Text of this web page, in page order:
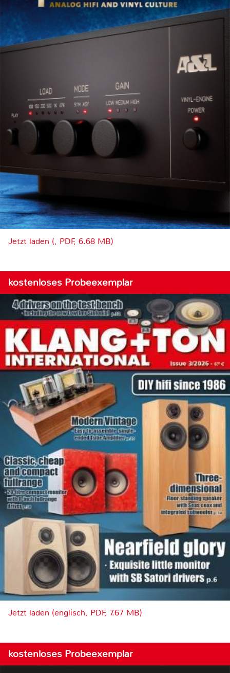
Jetzt laden (, PDF, 6.68 MB)
kostenloses Probeexemplar
Jetzt laden (englisch, PDF, 7.67 MB)
kostenloses Probeexemplar